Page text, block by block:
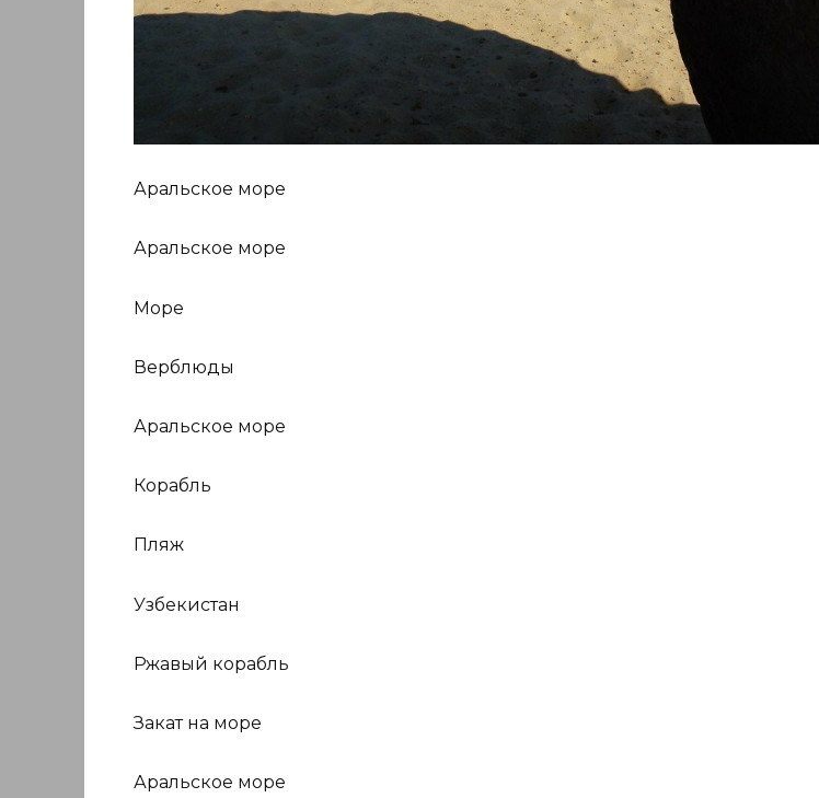
Аральское море
Аральское море
Море
Верблюды
Аральское море
Корабль
Пляж
Узбекистан
Ржавый корабль
Закат на море
Аральское море